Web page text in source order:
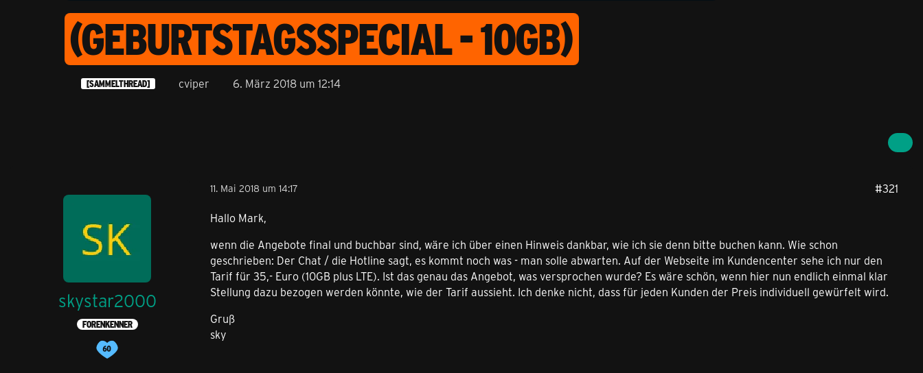
(GEBURTSTAGSSPECIAL - 10GB)
[SAMMELTHREAD] cviper 6. März 2018 um 12:14
skystar2000
FORENKENNER
11. Mai 2018 um 14:17 #321
Hallo Mark,
wenn die Angebote final und buchbar sind, wäre ich über einen Hinweis dankbar, wie ich sie denn bitte buchen kann. Wie schon
geschrieben: Der Chat / die Hotline sagt, es kommt noch was - man solle abwarten. Auf der Webseite im Kundencenter sehe ich nur den
Tarif für 35,- Euro (10GB plus LTE). Ist das genau das Angebot, was versprochen wurde? Es wäre schön, wenn hier nun endlich einmal klar
Stellung dazu bezogen werden könnte, wie der Tarif aussieht. Ich denke nicht, dass für jeden Kunden der Preis individuell gewürfelt wird.
Gruß
sky